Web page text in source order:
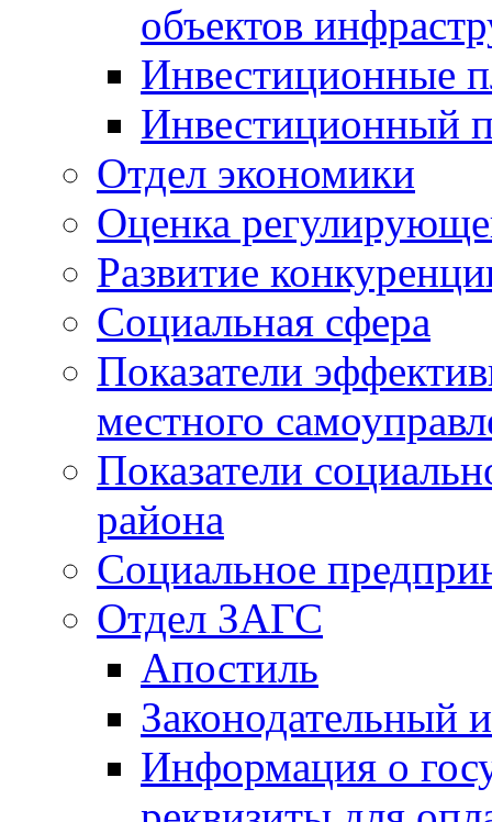
объектов
Инвестиционные
Инвестиционный
Отдел экономики
Оценка
Развитие
Социальная сфера
Показатели
местного
Показатели
района
Социальное
Отдел ЗАГС
Апостиль
Законодательный
Информация о